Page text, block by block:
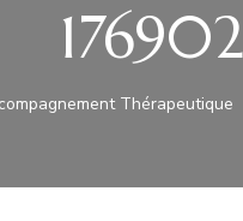
Thérapeutique